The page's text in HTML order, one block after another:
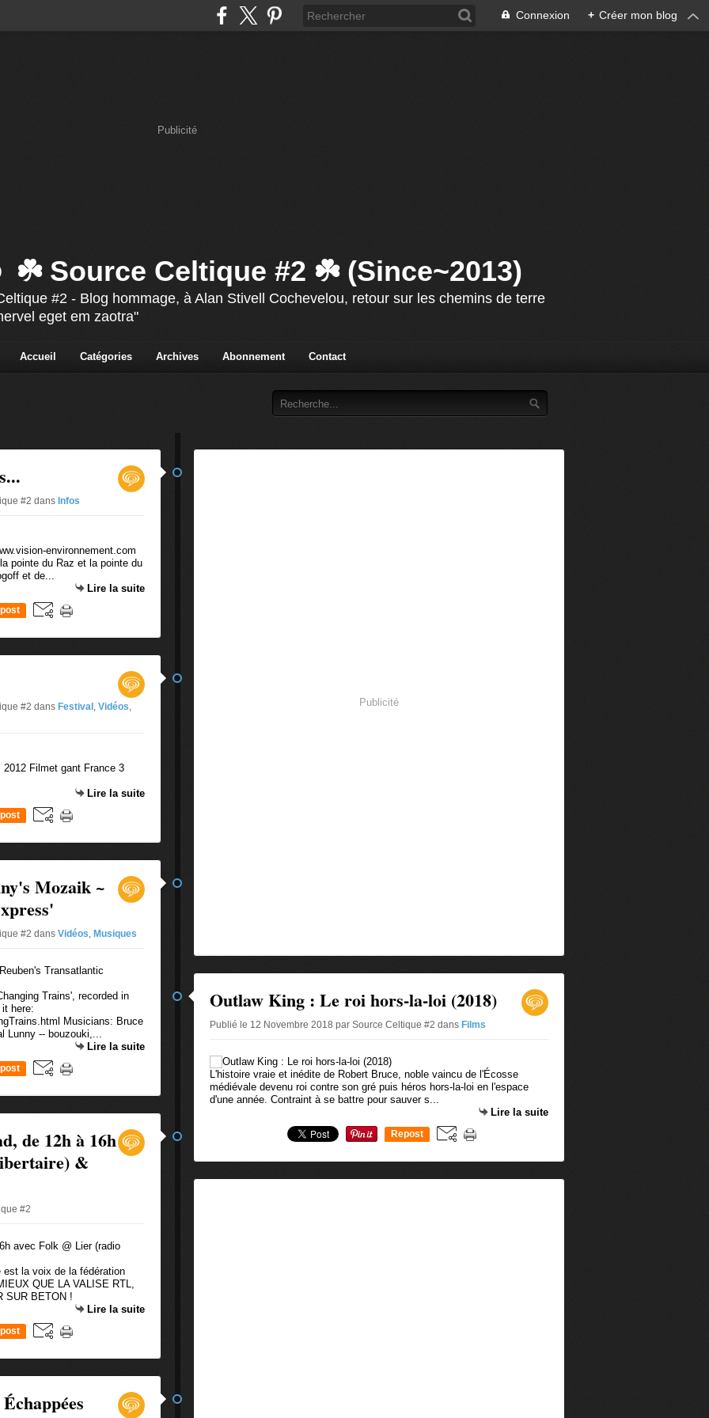
Connexion + Créer mon blog
Publicité
☘️ Source Celtique #2 ☘️ (Since~2013)
#2 - Blog hommage, à Alan Stivell Cochevelou, retour sur les chemins de terre
eget em zaotra"
Accueil Catégories Archives Abonnement Contact
#2 dans Infos
environnement.com
pointe du Raz et la pointe du
et de...
Lire la suite
#2 dans Festival , Vidéos,
Filmet gant France 3
Lire la suite
Mozaik ~
#2 dans Vidéos, Musiques
Trains', recorded in
here:
Musicians: Bruce
Lunny -- bouzouki,...
Lire la suite
de 12h à 16h
&
#2
est la voix de la fédération
QUE LA VALISE RTL,
SUR BETON !
Lire la suite
Publicité
Outlaw King : Le roi hors-la-loi (2018)
Publié le 12 Novembre 2018 par Source Celtique #2 dans Films
L'histoire vraie et inédite de Robert Bruce, noble vaincu de l'Écosse
médiévale devenu roi contre son gré puis héros hors-la-loi en l'espace
d'une année. Contraint à se battre pour sauver s...
Lire la suite
Repost